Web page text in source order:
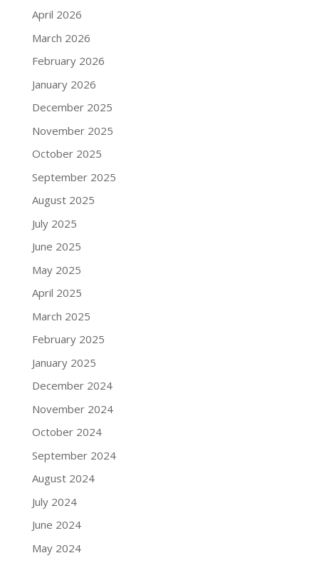
April 2026
March 2026
February 2026
January 2026
December 2025
November 2025
October 2025
September 2025
August 2025
July 2025
June 2025
May 2025
April 2025
March 2025
February 2025
January 2025
December 2024
November 2024
October 2024
September 2024
August 2024
July 2024
June 2024
May 2024